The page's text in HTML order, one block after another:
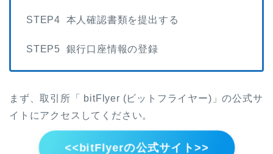
STEP4 本人確認書類を提出する
STEP5 銀行口座情報の登録
まず、取引所「 bitFlyer (ビットフライヤー)」の公式サ
イトにアクセスしてください。
<<bitFlyerの公式サイト>>